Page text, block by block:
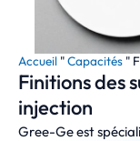
Accueil "Capacités "
Finitions des
injection
Gree-Ge est